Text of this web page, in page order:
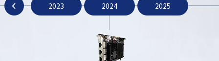
2023 2024 2025